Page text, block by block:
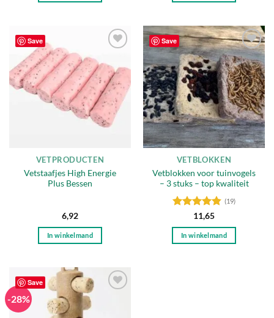
Save
Toevoegen
aan
verlanglijst
VETPRODUCTEN
Vetstaafjes High Energie
Plus Bessen
6,92
In winkelmand
Save
Toevoegen
aan
verlanglijst
VETBLOKKEN
Vetblokken voor tuinvogels
– 3 stuks – top kwaliteit
Gewaardeerd
4.79uit 5
(19)
11,65
In winkelmand
Save
-28%
Toevoegen